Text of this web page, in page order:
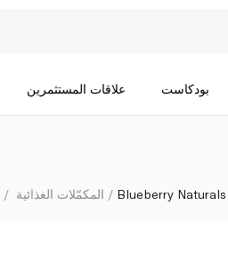
بودكاست علاقات المستثمرين
المكمّلات الغذائية Blueberry